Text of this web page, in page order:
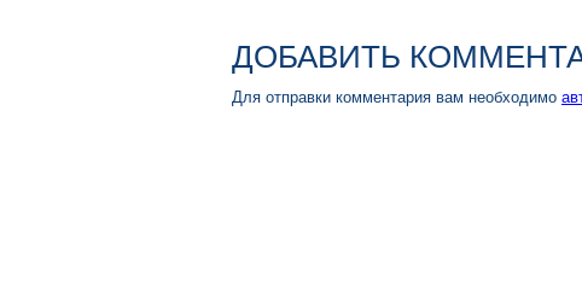
ДОБАВИТЬ
Для отправки комментария вам необходимо